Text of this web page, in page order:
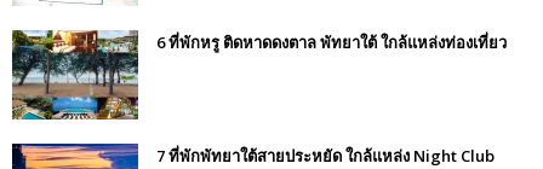
6 ที่พักหรู ติดหาดดงตาล พัทยาใต้ ใกล้แหล่งท่องเที่ยว
7 ที่พักพัทยาใต้สายประหยัด ใกล้แหล่ง Night Club